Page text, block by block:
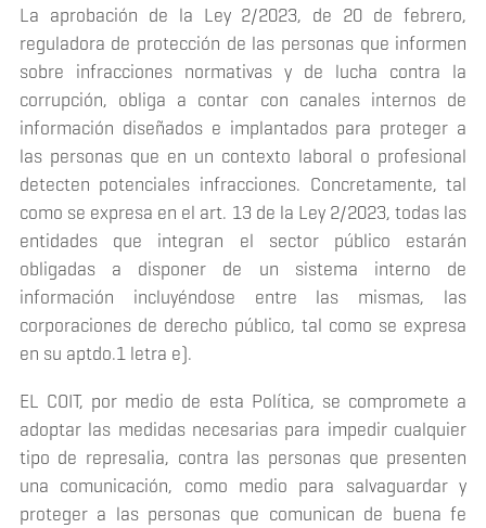
La aprobación de la Ley 2/2023, de 20 de febrero,
reguladora de protección de las personas que informen
sobre infracciones normativas y de lucha contra la
corrupción, obliga a contar con canales internos de
información diseñados e implantados para proteger a
las personas que en un contexto laboral o profesional
detecten potenciales infracciones. Concretamente, tal
como se expresa en el art. 13 de la Ley 2/2023, todas las
entidades que integran el sector público estarán
obligadas a disponer de un sistema interno de
información incluyéndose entre las mismas, las
corporaciones de derecho público, tal como se expresa
en su aptdo.1 letra e).
EL COIT, por medio de esta Política, se compromete a
adoptar las medidas necesarias para impedir cualquier
tipo de represalia, contra las personas que presenten
una comunicación, como medio para salvaguardar y
proteger a las personas que comunican de buena fe